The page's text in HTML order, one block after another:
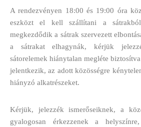
A rendezvényen 18:00 és 19:00 óra
eszközt el kell szállítani a
megkezdődik a sátrak szervezett
a sátrakat elhagynák, kérjük
sátorelemek hiánytalan megléte
jelentkezik, az adott közösségre
hiányzó alkatrészeket.
Kérjük, jelezzék ismerőseiknek, a
gyalogosan érkezzenek a